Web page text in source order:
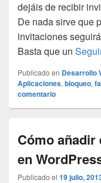
dejáis de recibir
De nada sirve que
invitaciones
Basta que un
Publicado en Desarrollo
Aplicaciones, bloqueo,
comentario
Cómo añadir
en
Publicado el 19 julio,